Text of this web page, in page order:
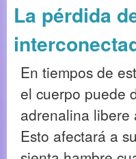
La pérdida
En tiempos de
el cuerpo puede
adrenalina libere
Esto afectará a